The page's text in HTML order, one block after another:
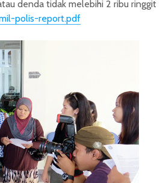
denda tidak melebihi 2 ribu ringgit
polis-report.pdf